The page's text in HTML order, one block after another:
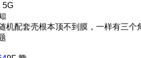
5G
机配套壳根本顶不到膜，一样有三个